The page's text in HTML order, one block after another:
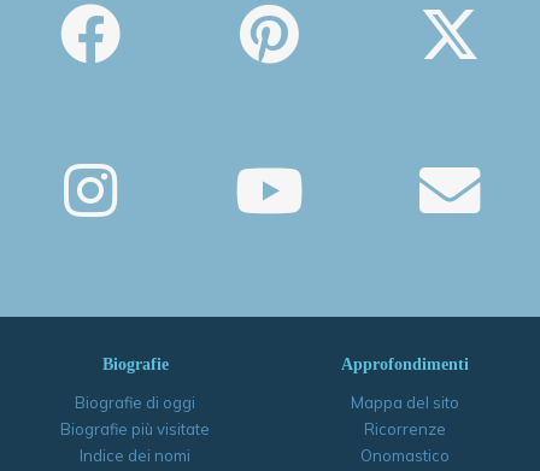
Biografie
Biografie di oggi
Biografie più visitate
Indice dei nomi
Approfondimenti
Mappa del sito
Ricorrenze
Onomastico